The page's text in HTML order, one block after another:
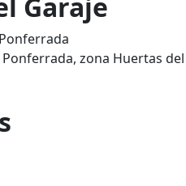
zona Huertas